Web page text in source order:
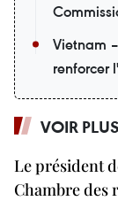
Vietnam
renforcer
VOIR PLUS
Le président
Chambre des